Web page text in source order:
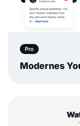
Pro
Modernes